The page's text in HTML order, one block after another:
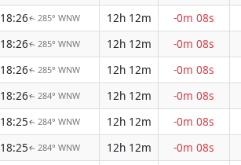
18:26↑ 285° WNW 12h 12m -0m 08s
18:26↑ 285° WNW 12h 12m -0m 08s
18:26↑ 285° WNW 12h 12m -0m 08s
18:26↑ 284° WNW 12h 12m -0m 08s
18:25↑ 284° WNW 12h 12m -0m 08s
18:25↑ 284° WNW 12h 12m -0m 08s